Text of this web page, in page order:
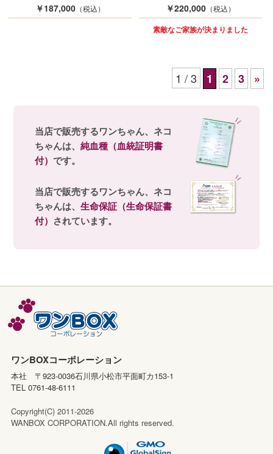
￥187,000（税込）
￥220,000 （税込）
素敵なご家族が決まりました
1 / 3 1 2 3 »
当店で販売するワンちゃん、ネコ
ちゃんは、純血種（血統証明書
付）です。
当店で販売するワンちゃん、ネコ
ちゃんは、生命保証（生命保証書
付） されています。
ワンBOXコーポレーション
本社 〒923-0036石川県小松市平面町カ153-1
TEL 0761-48-6111
Copyright(C) 2011-2026
WANBOX CORPORATION.All rights reserved.